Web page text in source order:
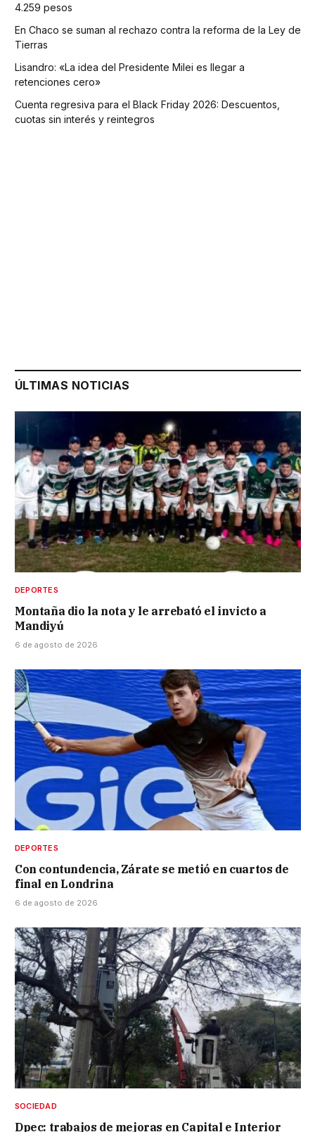
4.259 pesos
En Chaco se suman al rechazo contra la reforma de la Ley de
Tierras
Lisandro: «La idea del Presidente Milei es llegar a
retenciones cero»
Cuenta regresiva para el Black Friday 2026: Descuentos,
cuotas sin interés y reintegros
ÚLTIMAS NOTICIAS
DEPORTES
Montaña dio la nota y le arrebató el invicto a
Mandiyú
6 de agosto de 2026
DEPORTES
Con contundencia, Zárate se metió en cuartos de
final en Londrina
6 de agosto de 2026
SOCIEDAD
Dpec: trabajos de mejoras en Capital e Interior